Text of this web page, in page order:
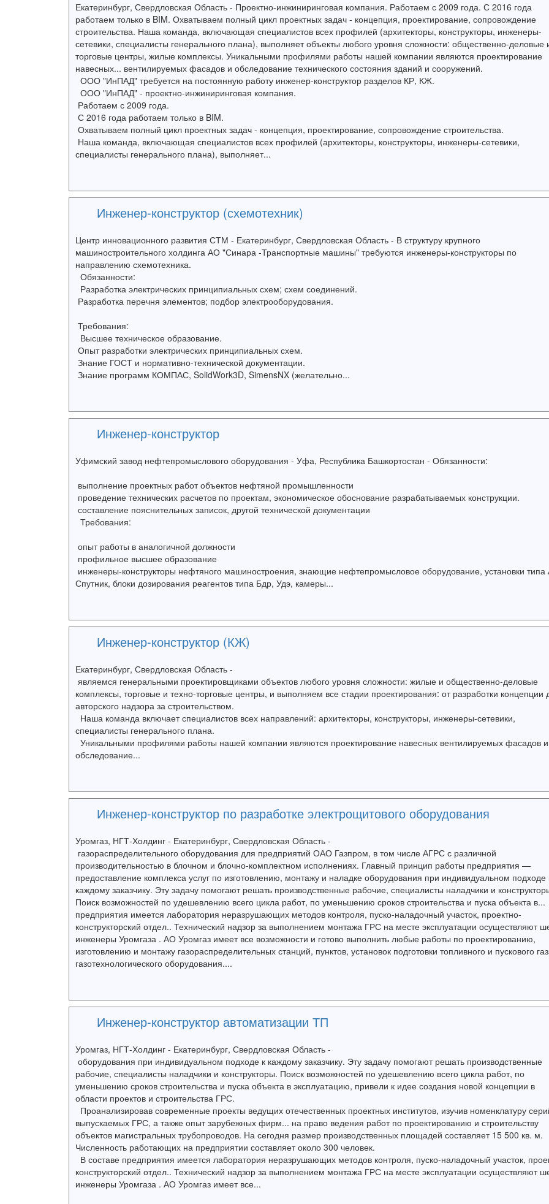
Екатеринбург, Свердловская Область - Проектно-инжиниринговая компания. Работаем с 2009 года. С 2016 года
работаем только в BIM. Охватываем полный цикл проектных задач - концепция, проектирование, сопровождение
строительства. Наша команда, включающая специалистов всех профилей (архитекторы, конструкторы, инженеры-
сетевики, специалисты генерального плана), выполняет объекты любого уровня сложности: общественно-деловые
торговые центры, жилые комплексы. Уникальными профилями работы нашей компании являются проектирование
навесных... вентилируемых фасадов и обследование технического состояния зданий и сооружений.
ООО "ИнПАД" требуется на постоянную работу инженер-конструктор разделов КР, КЖ.
ООО "ИнПАД" - проектно-инжиниринговая компания.
Работаем с 2009 года.
С 2016 года работаем только в BIM.
Охватываем полный цикл проектных задач - концепция, проектирование, сопровождение строительства.
Наша команда, включающая специалистов всех профилей (архитекторы, конструкторы, инженеры-сетевики,
специалисты генерального плана), выполняет...
Инженер-конструктор (схемотехник)
Центр инновационного развития СТМ - Екатеринбург, Свердловская Область - В структуру крупного
машиностроительного холдинга АО "Синара -Транспортные машины" требуются инженеры-конструкторы по
направлению схемотехника.
Обязанности:
Разработка электрических принципиальных схем; схем соединений.
Разработка перечня элементов; подбор электрооборудования.
Требования:
Высшее техническое образование.
Опыт разработки электрических принципиальных схем.
Знание ГОСТ и нормативно-технической документации.
Знание программ КОМПАС, SolidWork3D, SimensNX (желательно...
Инженер-конструктор
Уфимский завод нефтепромыслового оборудования - Уфа, Республика Башкортостан - Обязанности:
выполнение проектных работ объектов нефтяной промышленности
проведение технических расчетов по проектам, экономическое обоснование разрабатываемых конструкции.
составление пояснительных записок, другой технической документации
Требования:
опыт работы в аналогичной должности
профильное высшее образование
инженеры-конструкторы нефтяного машиностроения, знающие нефтепромысловое оборудование, установки типа
Спутник, блоки дозирования реагентов типа Бдр, Удэ, камеры...
Инженер-конструктор (КЖ)
Екатеринбург, Свердловская Область -
являемся генеральными проектировщиками объектов любого уровня сложности: жилые и общественно-деловые
комплексы, торговые и техно-торговые центры, и выполняем все стадии проектирования: от разработки концепции
авторского надзора за строительством.
Наша команда включает специалистов всех направлений: архитекторы, конструкторы, инженеры-сетевики,
специалисты генерального плана.
Уникальными профилями работы нашей компании являются проектирование навесных вентилируемых фасадов и
обследование...
Инженер-конструктор по разработке электрощитового оборудования
Уромгаз, НГТ-Холдинг - Екатеринбург, Свердловская Область -
газораспределительного оборудования для предприятий ОАО Газпром, в том числе АГРС с различной
производительностью в блочном и блочно-комплектном исполнениях. Главный принцип работы предприятия —
предоставление комплекса услуг по изготовлению, монтажу и наладке оборудования при индивидуальном подходе
каждому заказчику. Эту задачу помогают решать производственные рабочие, специалисты наладчики и
Поиск возможностей по удешевлению всего цикла работ, по уменьшению сроков строительства и пуска объекта в...
предприятия имеется лаборатория неразрушающих методов контроля, пуско-наладочный участок, проектно-
конструкторский отдел.. Технический надзор за выполнением монтажа ГРС на месте эксплуатации осуществляют
инженеры Уромгаза . АО Уромгаз имеет все возможности и готово выполнить любые работы по проектированию,
изготовлению и монтажу газораспределительных станций, пунктов, установок подготовки топливного и пускового
газотехнологического оборудования....
Инженер-конструктор автоматизации ТП
Уромгаз, НГТ-Холдинг - Екатеринбург, Свердловская Область -
оборудования при индивидуальном подходе к каждому заказчику. Эту задачу помогают решать производственные
рабочие, специалисты наладчики и конструкторы. Поиск возможностей по удешевлению всего цикла работ, по
уменьшению сроков строительства и пуска объекта в эксплуатацию, привели к идее создания новой концепции в
области проектов и строительства ГРС.
Проанализировав современные проекты ведущих отечественных проектных институтов, изучив номенклатуру
выпускаемых ГРС, а также опыт зарубежных фирм... на право ведения работ по проектированию и строительству
объектов магистральных трубопроводов. На сегодня размер производственных площадей составляет 15 500 кв. м.
Численность работающих на предприятии составляет около 300 человек.
В составе предприятия имеется лаборатория неразрушающих методов контроля, пуско-наладочный участок,
конструкторский отдел.. Технический надзор за выполнением монтажа ГРС на месте эксплуатации осуществляют
инженеры Уромгаза . АО Уромгаз имеет все...